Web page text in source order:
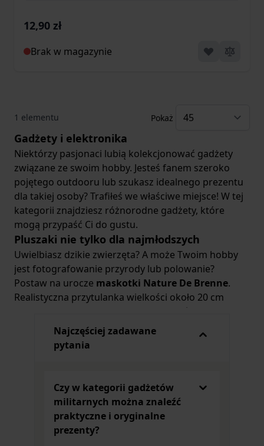
12,90 zł
Brak w magazynie
1 elementu Pokaż
Gadżety i elektronika
Niektórzy pasjonaci lubią kolekcjonować gadżety
związane ze swoim hobby. Jesteś fanem szeroko
pojętego outdooru lub szukasz idealnego prezentu
dla takiej osoby? Trafiłeś we właściwe miejsce! W tej
kategorii znajdziesz różnorodne gadżety, które
mogą przypaść Ci do gustu.
Pluszaki nie tylko dla najmłodszych
Uwielbiasz dzikie zwierzęta? A może Twoim hobby
jest fotografowanie przyrody lub polowanie?
Postaw na urocze maskotki Nature De Brenne.
Realistyczna przytulanka wielkości około 20 cm
wykonana została z miękkich materiałów, dzięki
czemu idealnie nadaje się na upominek.
Dodatkową atrakcją jest fakt, że po naciśnięciu
mechanizmu zabawka wydaje dźwięki imitujące
pluszowego dzika, sowę, koziorożca, szopa, królika
i niedźwiedzia, a nawet żółwia. Sympatyczna
przytulanka może zostać ulubionym pluszakiem do
zabawy lub dekoracją pokoju.
Firma Nature De Brenne ma w swojej ofercie także
Najczęściej zadawane
pytania
Czy w kategorii gadżetów
militarnych można znaleźć
praktyczne i oryginalne
prezenty?